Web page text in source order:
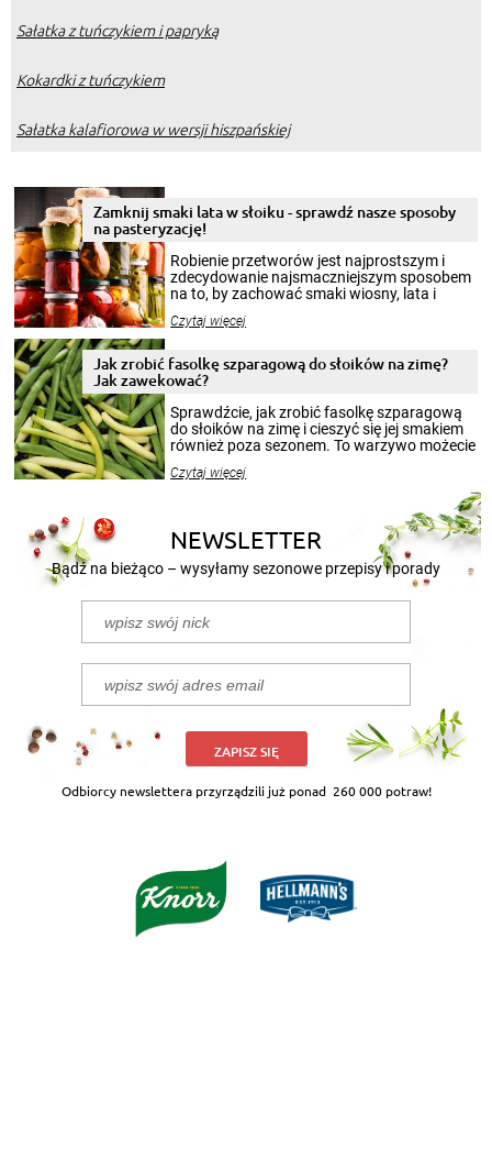
Sałatka z tuńczykiem i papryką
Kokardki z tuńczykiem
Sałatka kalafiorowa w wersji hiszpańskiej
Zamknij smaki lata w słoiku - sprawdź nasze sposoby
na pasteryzację!
Robienie przetworów jest najprostszym i
zdecydowanie najsmaczniejszym sposobem
na to, by zachować smaki wiosny, lata i
krajobrazów, by cieszyć nimi oko w sezonie
pełni poczuć atmosferę cieplejszych
miesięcy. Przygotowanie słoików ze
patenty, które pozwolą zachować świeżość
przetworów.
Czytaj więcej
Jak zrobić fasolkę szparagową do słoików na zimę?
Jak zawekować?
Sprawdźcie, jak zrobić fasolkę szparagową
do słoików na zimę i cieszyć się jej smakiem
również poza sezonem. To warzywo możecie
nasze propozycje!
Czytaj więcej
NEWSLETTER
Bądź na bieżąco – wysyłamy sezonowe przepisy i porady
ZAPISZ SIĘ
Odbiorcy newslettera przyrządzili już ponad 260 000 potraw!